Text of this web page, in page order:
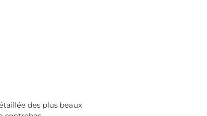
des plus beaux